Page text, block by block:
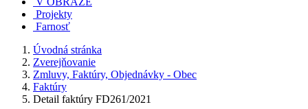
Projekty
Farnosť
Úvodná stránka
Zverejňovanie
Zmluvy, Faktúry, Objednávky - Obec
Faktúry
Detail faktúry FD261/2021